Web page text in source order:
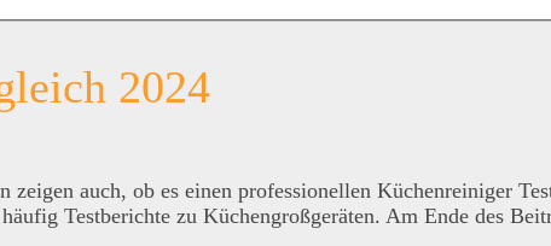
2024
auch, ob es einen professionellen Küchenreiniger
Testberichte zu Küchengroßgeräten. Am Ende des